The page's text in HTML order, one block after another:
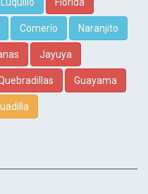
Comerío Naranjito
Jayuya
Guayama